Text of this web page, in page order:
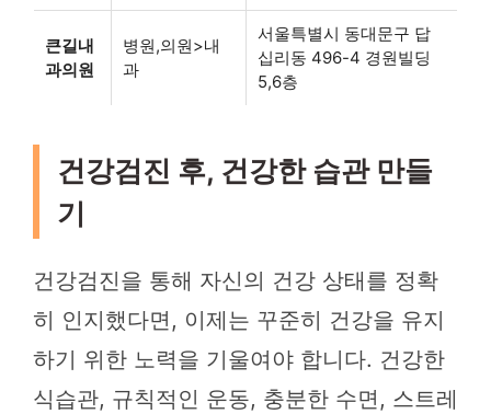
큰길내
과의원
병원,의원>내
과
서울특별시 동대문구 답
십리동 496-4 경원빌딩
5,6층
건강검진 후, 건강한 습관 만들
기
건강검진을 통해 자신의 건강 상태를 정확
히 인지했다면, 이제는 꾸준히 건강을 유지
하기 위한 노력을 기울여야 합니다. 건강한
식습관, 규칙적인 운동, 충분한 수면, 스트레